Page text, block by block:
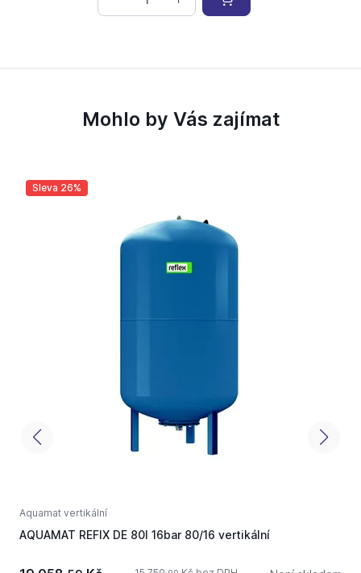
Mohlo by Vás zajímat
Sleva 26%
Aquamat vertikální
AQUAMAT REFIX DE 80l 16bar 80/16 vertikální